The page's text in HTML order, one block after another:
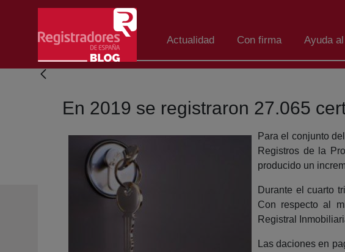
Saltar al contenido principal
Actualidad Con firma Ayuda
En 2019 se registraron 27.065
Para el conjunto
Registros de la
producido un
Durante el cuarto
Con respecto al
Registral
Las daciones en